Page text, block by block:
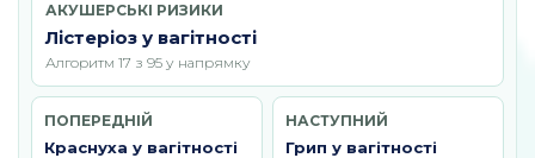
ПОПЕРЕДНІЙ
Краснуха у вагітності
АКУШЕРСЬКІ РИЗИКИ
Лістеріоз у вагітності
Алгоритм 17 з 95 у напрямку
НАСТУПНИЙ
Грип у вагітності